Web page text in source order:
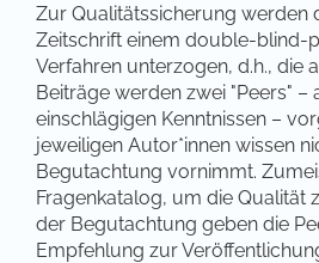
Zur Qualitätssicherung werden
Zeitschrift einem double-blind-
Verfahren unterzogen, d.h., die
Beiträge werden zwei "Peers" –
einschlägigen Kenntnissen –
jeweiligen Autor*innen wissen
Begutachtung vornimmt.
Fragenkatalog, um die Qualität
der Begutachtung geben die
Empfehlung zur